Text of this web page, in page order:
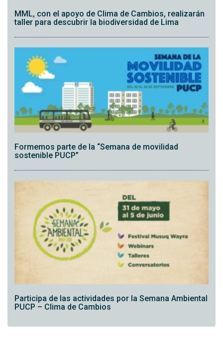
MML, con el apoyo de Clima de Cambios, realizarán
taller para descubrir la biodiversidad de Lima
Formemos parte de la “Semana de movilidad
sostenible PUCP”
Participa de las actividades por la Semana Ambiental
PUCP – Clima de Cambios